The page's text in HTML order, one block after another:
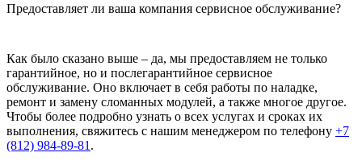
Предоставляет ли ваша компания сервисное обслуживание?
Как было сказано выше – да, мы предоставляем не только
гарантийное, но и послегарантийное сервисное
обслуживание. Оно включает в себя работы по наладке,
ремонт и замену сломанных модулей, а также многое другое.
Чтобы более подробно узнать о всех услугах и сроках их
выполнения, свяжитесь с нашим менеджером по телефону +7
(812) 984-89-81 .